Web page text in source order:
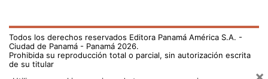
Todos los derechos reservados Editora Panamá América S.A. -
Ciudad de Panamá - Panamá 2026.
Prohibida su reproducción total o parcial, sin autorización escrita
de su titular